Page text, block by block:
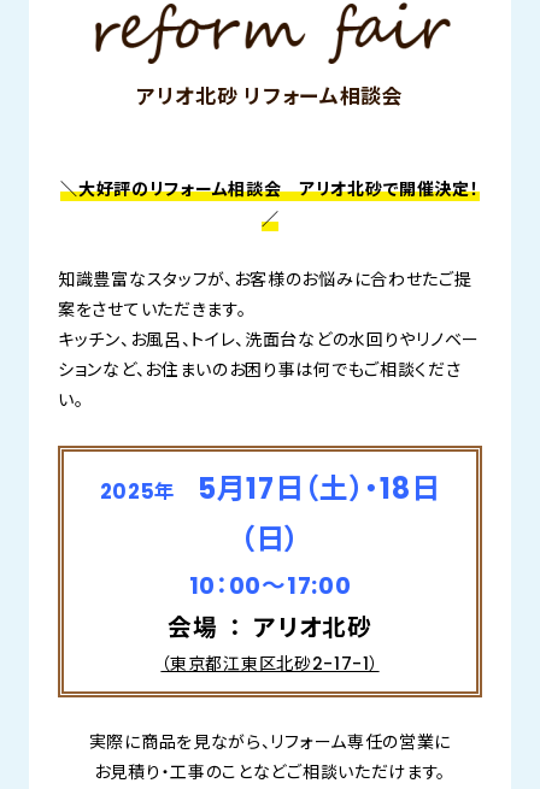
アリオ北砂 リフォーム相談会
＼大好評のリフォーム相談会 アリオ北砂で開催決定！
／
知識豊富なスタッフが、お客様のお悩みに合わせたご提
案をさせていただきます。
キッチン、お風呂、トイレ、洗面台などの水回りやリノベー
ションなど、お住まいのお困り事は何でもご相談くださ
い。
2025年 5月17日（土）・18日
（日）
10：00～17:00
会場 ： アリオ北砂
（東京都江東区北砂2-17-1）
実際に商品を見ながら、リフォーム専任の営業に
お見積り・工事のことなどご相談いただけます。